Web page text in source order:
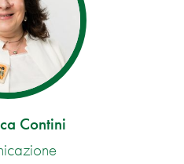
Contini